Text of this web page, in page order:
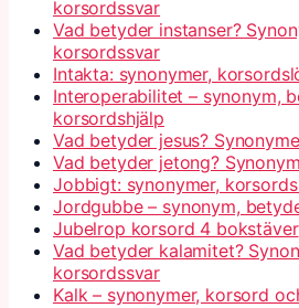
korsordssvar
Vad betyder instanser?
korsordssvar
Intakta: synonymer,
Interoperabilitet – synonym,
korsordshjälp
Vad betyder jesus?
Vad betyder jetong?
Jobbigt: synonymer,
Jordgubbe – synonym,
Jubelrop korsord 4 bokstäver
Vad betyder kalamitet?
korsordssvar
Kalk – synonymer, korsord